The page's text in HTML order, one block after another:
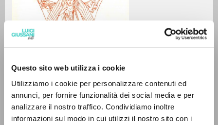
Questo sito web utilizza i cookie
Utilizziamo i cookie per personalizzare contenuti ed
annunci, per fornire funzionalità dei social media e per
analizzare il nostro traffico. Condividiamo inoltre
informazioni sul modo in cui utilizzi il nostro sito con i
Giussani Luigi Author